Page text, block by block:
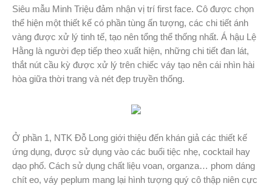
Siêu mẫu Minh Triệu đảm nhận vị trí first face. Cô được chọn
thể hiện một thiết kế có phần tùng ấn tượng, các chi tiết ánh
vàng được xử lý tinh tế, tạo nên tổng thể thống nhất. Á hậu Lệ
Hằng là người đẹp tiếp theo xuất hiện, những chi tiết đan lát,
thắt nút cầu kỳ được xử lý trên chiếc váy tạo nên cái nhìn hài
hòa giữa thời trang và nét đẹp truyền thống.
Ở phần 1, NTK Đỗ Long giới thiệu đến khán giả các thiết kế
ứng dụng, được sử dụng vào các buổi tiệc nhẹ, cocktail hay
dạo phố. Cách sử dụng chất liệu voan, organza… phom dáng
chít eo, váy peplum mang lại hình tượng quý cô thập niên cực